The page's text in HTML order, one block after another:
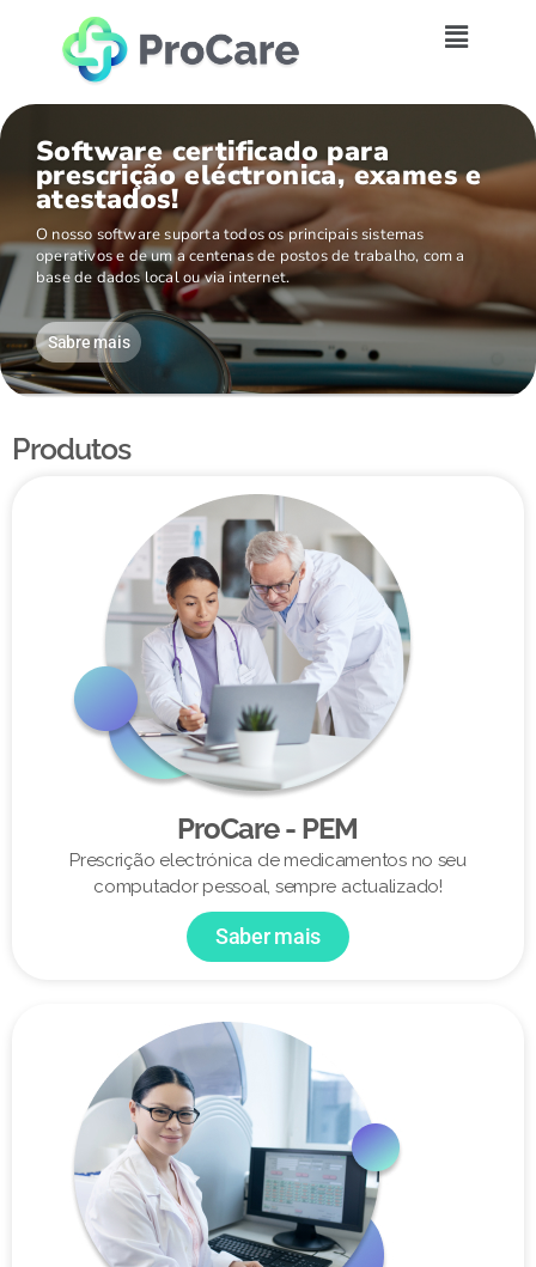
Software certificado para
prescrição eléctronica, exames e
atestados!
O nosso software suporta todos os principais sistemas
operativos e de um a centenas de postos de trabalho, com a
base de dados local ou via internet.
Sabre mais
Produtos
ProCare - PEM
Prescrição electrónica de medicamentos no seu
computador pessoal, sempre actualizado!
Saber mais